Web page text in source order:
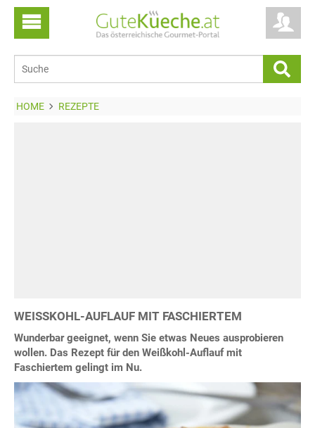
HOME REZEPTE
WEISSKOHL-AUFLAUF MIT FASCHIERTEM
Wunderbar geeignet, wenn Sie etwas Neues ausprobieren
wollen. Das Rezept für den Weißkohl-Auflauf mit
Faschiertem gelingt im Nu.